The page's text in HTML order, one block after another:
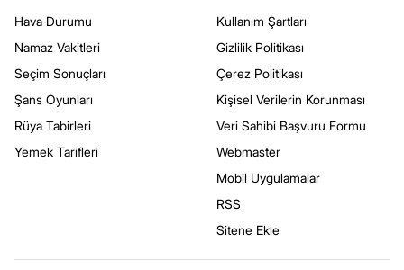
Hava Durumu
Namaz Vakitleri
Seçim Sonuçları
Şans Oyunları
Rüya Tabirleri
Yemek Tarifleri
Kullanım Şartları
Gizlilik Politikası
Çerez Politikası
Kişisel Verilerin Korunması
Veri Sahibi Başvuru Formu
Webmaster
Mobil Uygulamalar
RSS
Sitene Ekle